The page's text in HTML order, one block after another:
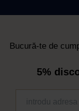
Bucură-te de
5%